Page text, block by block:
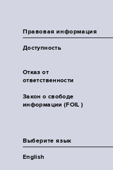
Правовая информация
Доступность
Отказ от
ответственности
Закон о свободе
информации (FOIL )
Выберите язык
English